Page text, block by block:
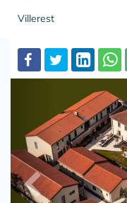
Villerest
Partager